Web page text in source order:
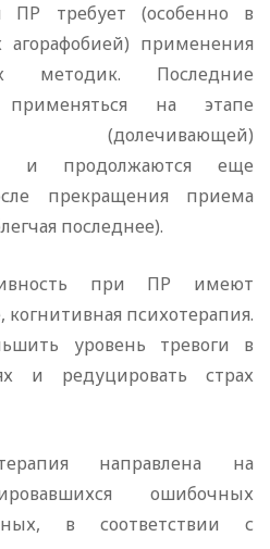
ПР требует (особенно в
агорафобией) применения
методик. Последние
на этапе
(долечивающей)
и продолжаются еще
прекращения приема
последнее).
при ПР имеют
психотерапия.
уровень тревоги в
и редуцировать страх
направлена на
ошибочных
в соответствии с